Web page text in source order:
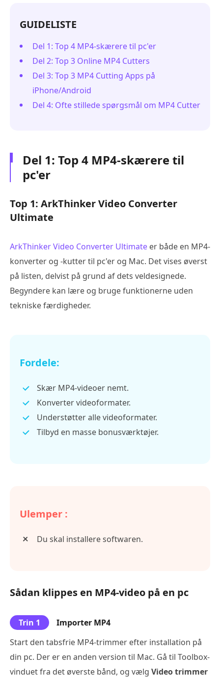
GUIDELISTE
Del 1: Top 4 MP4-skærere til pc'er
Del 2: Top 3 Online MP4 Cutters
Del 3: Top 3 MP4 Cutting Apps på
iPhone/Android
Del 4: Ofte stillede spørgsmål om MP4 Cutter
Del 1: Top 4 MP4-skærere til
pc'er
Top 1: ArkThinker Video Converter
Ultimate
ArkThinker Video Converter Ultimate er både en MP4-
konverter og -kutter til pc'er og Mac. Det vises øverst
på listen, delvist på grund af dets veldesignede.
Begyndere kan lære og bruge funktionerne uden
tekniske færdigheder.
Fordele:
Skær MP4-videoer nemt.
Konverter videoformater.
Understøtter alle videoformater.
Tilbyd en masse bonusværktøjer.
Ulemper :
Du skal installere softwaren.
Sådan klippes en MP4-video på en pc
Trin 1
Importer MP4
Start den tabsfrie MP4-trimmer efter installation på
din pc. Der er en anden version til Mac. Gå til Toolbox-
vinduet fra det øverste bånd, og vælg Video trimmer